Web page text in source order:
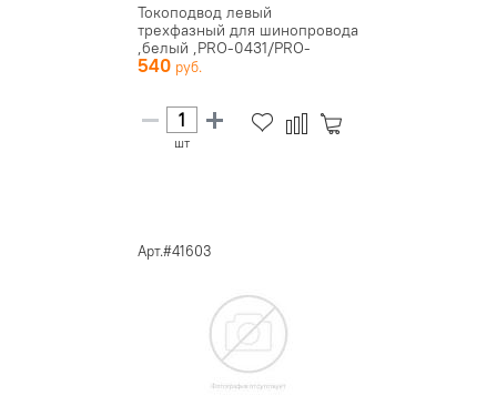
Токоподвод левый
трехфазный для шинопровода
,белый ,PRO-0431/PRO-
043112-3-R...
540
шт
Арт.#41603